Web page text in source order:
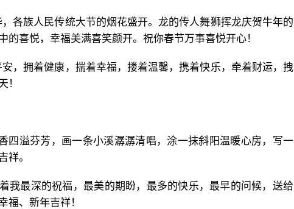
各族人民传统大节的烟花盛开。龙的传人舞狮挥龙庆贺牛年的
的喜悦，幸福美满喜笑颜开。祝你春节万事喜悦开心！
，拥着健康，揣着幸福，搂着温馨，携着快乐，牵着财运，拽
！
四溢芬芳，画一条小溪潺潺清唱，涂一抹斜阳温暖心房，写一
祥。
我最深的祝福，最美的期盼，最多的快乐，最早的问候，送给
福、新年吉祥！